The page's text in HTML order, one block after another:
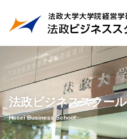
法政ビジネススクール
Hosei Business School